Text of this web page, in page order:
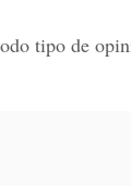
tipo de